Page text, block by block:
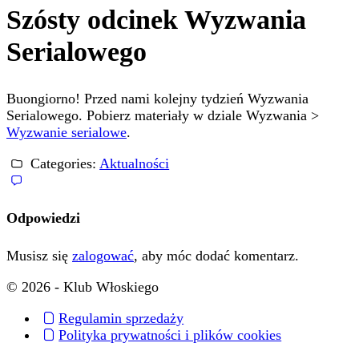
Szósty odcinek Wyzwania
Serialowego
Buongiorno! Przed nami kolejny tydzień Wyzwania
Serialowego. Pobierz materiały w dziale Wyzwania >
Wyzwanie serialowe.
Categories:Aktualności
Odpowiedzi
Musisz się zalogować, aby móc dodać komentarz.
© 2026 - Klub Włoskiego
Regulamin sprzedaży
Polityka prywatności i plików cookies